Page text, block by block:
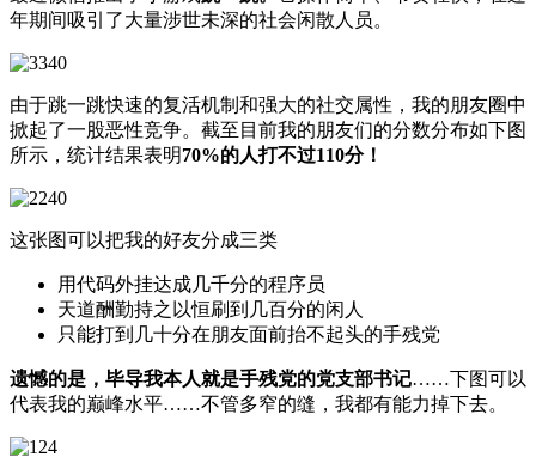
年期间吸引了大量涉世未深的社会闲散人员。
由于跳一跳快速的复活机制和强大的社交属性，我的朋友圈中
掀起了一股恶性竞争。截至目前我的朋友们的分数分布如下图
所示，统计结果表明70%的人打不过110分！
这张图可以把我的好友分成三类
用代码外挂达成几千分的程序员
天道酬勤持之以恒刷到几百分的闲人
只能打到几十分在朋友面前抬不起头的手残党
遗憾的是，毕导我本人就是手残党的党支部书记……下图可以
代表我的巅峰水平……不管多窄的缝，我都有能力掉下去。